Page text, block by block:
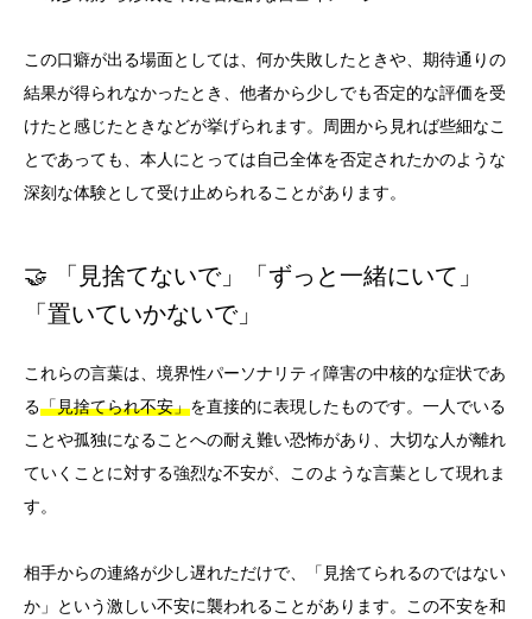
この口癖が出る場面としては、何か失敗したときや、期待通りの
結果が得られなかったとき、他者から少しでも否定的な評価を受
けたと感じたときなどが挙げられます。周囲から見れば些細なこ
とであっても、本人にとっては自己全体を否定されたかのような
深刻な体験として受け止められることがあります。
🤝 「見捨てないで」「ずっと一緒にいて」
「置いていかないで」
これらの言葉は、境界性パーソナリティ障害の中核的な症状であ
る「見捨てられ不安」を直接的に表現したものです。一人でいる
ことや孤独になることへの耐え難い恐怖があり、大切な人が離れ
ていくことに対する強烈な不安が、このような言葉として現れま
す。
相手からの連絡が少し遅れただけで、「見捨てられるのではない
か」という激しい不安に襲われることがあります。この不安を和